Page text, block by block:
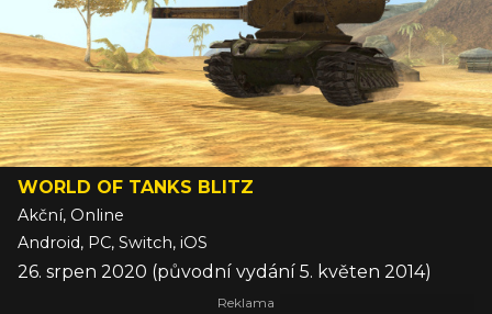
WORLD OF TANKS BLITZ
Akční, Online
Android, PC, Switch, iOS
26. srpen 2020 (původní vydání 5. květen 2014)